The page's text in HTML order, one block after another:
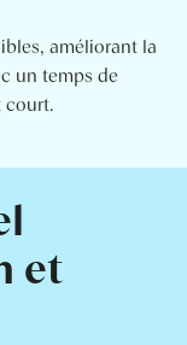
améliorant la
un temps de
court.
et